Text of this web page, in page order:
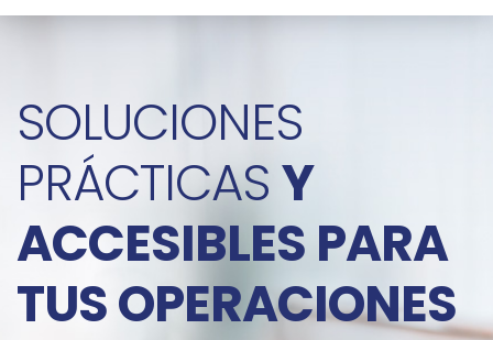
SOLUCIONES
PRÁCTICASY
ACCESIBLES PARA
TUS OPERACIONES